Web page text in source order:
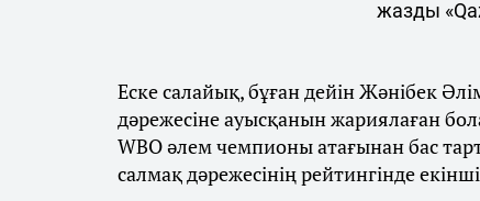
жазды
Еске салайық, бұған дейін Жәнібек
дәрежесіне ауысқанын жариялаған
WBO әлем чемпионы атағынан бас
салмақ дәрежесінің рейтингінде